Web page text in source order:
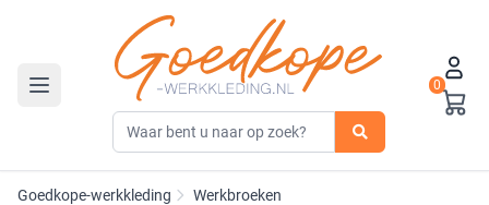
Toggle navigation
0
Goedkope-werkkleding Werkbroeken